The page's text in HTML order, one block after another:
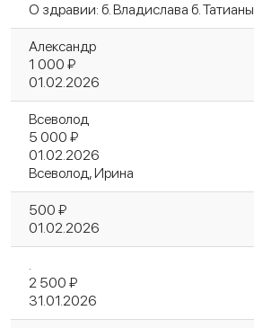
О здравии: б. Владислава б. Татианы
Александр
1 000 ₽
01.02.2026
Всеволод
5 000 ₽
01.02.2026
Всеволод, Ирина
500 ₽
01.02.2026
.
2 500 ₽
31.01.2026